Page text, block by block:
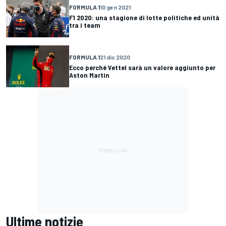
FORMULA 110 gen 2021
F1 2020: una stagione di lotte politiche ed unità
tra i team
FORMULA 121 dic 2020
Ecco perché Vettel sarà un valore aggiunto per
Aston Martin
Ultime notizie